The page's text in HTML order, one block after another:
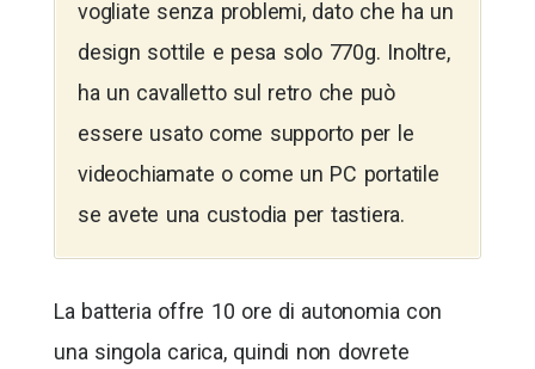
vogliate senza problemi, dato che ha un
design sottile e pesa solo 770g. Inoltre,
ha un cavalletto sul retro che può
essere usato come supporto per le
videochiamate o come un PC portatile
se avete una custodia per tastiera.
La batteria offre 10 ore di autonomia con
una singola carica, quindi non dovrete